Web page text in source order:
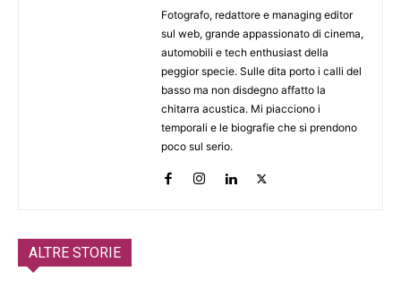
Fotografo, redattore e managing editor
sul web, grande appassionato di cinema,
automobili e tech enthusiast della
peggior specie. Sulle dita porto i calli del
basso ma non disdegno affatto la
chitarra acustica. Mi piacciono i
temporali e le biografie che si prendono
poco sul serio.
ALTRE STORIE